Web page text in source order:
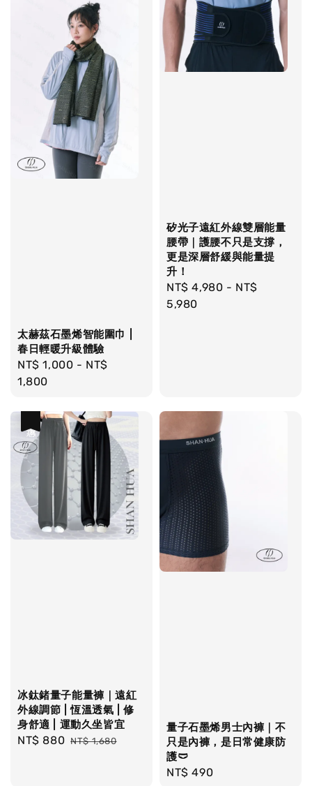
太赫茲石墨烯智能圍巾 |
春日輕暖升級體驗
Regular
price
NT$ 1,000 - NT$
1,800
矽光子遠紅外線雙層能量
腰帶｜護腰不只是支撐，
更是深層舒緩與能量提
升！
Regular
price
NT$ 4,980 - NT$
5,980
冰鈦鍺量子能量褲｜遠紅
外線調節 | 恆溫透氣 | 修
身舒適 | 運動久坐皆宜
Sale
NT$ 880 Regular
NT$ 1,680
量子石墨烯男士內褲｜不
只是內褲，是日常健康防
護🩲
Regular
NT$ 490